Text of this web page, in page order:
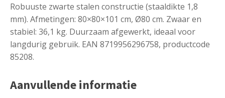
Robuuste zwarte stalen constructie (staaldikte 1,8
mm). Afmetingen: 80×80×101 cm, Ø80 cm. Zwaar en
stabiel: 36,1 kg. Duurzaam afgewerkt, ideaal voor
langdurig gebruik. EAN 8719956296758, productcode
85208.
Aanvullende informatie